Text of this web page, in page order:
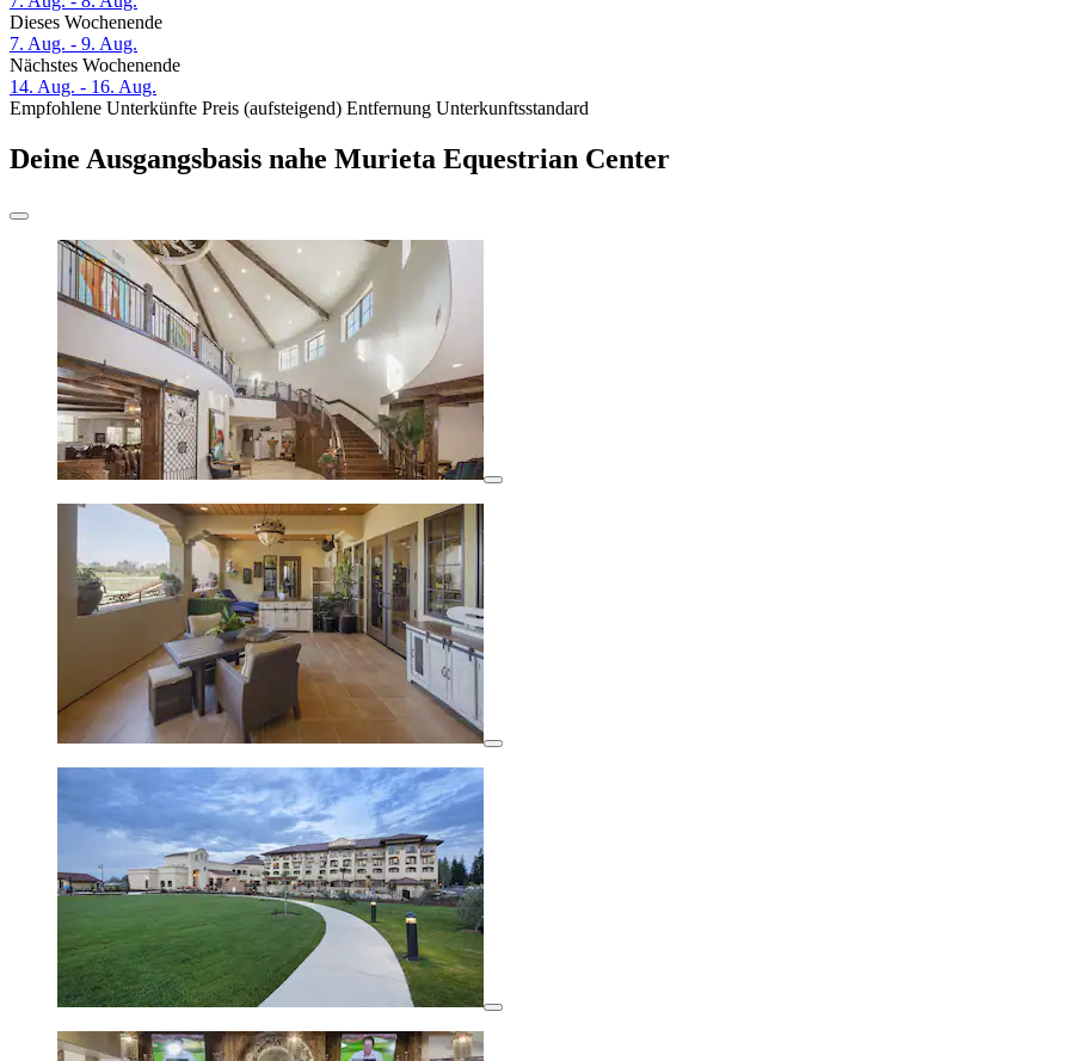
Dieses Wochenende
7. Aug. - 9. Aug.
Nächstes Wochenende
14. Aug. - 16. Aug.
Empfohlene Unterkünfte Preis (aufsteigend) Entfernung Unterkunftsstandard
Deine Ausgangsbasis nahe Murieta Equestrian Center